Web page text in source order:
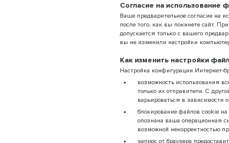
Согласие на использование
Ваше предварительное согласие на
после того, как вы покинете сайт.
допускается только с вашего
вы не изменили настройки
Как изменить настройки
Настройка конфигурации
возможность использования
только их отправители. С
варьироваться в зависимости
блокирование файлов cookie
опознана ваша операционная
возможной некорректностью
запрос от браузера